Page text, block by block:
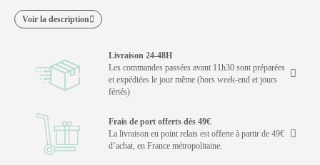
Voir la description
Livraison 24-48H
Les commandes passées avant 11h30 sont préparées
et expédiées le jour même (hors week-end et jours
fériés)
Frais de port offerts dès 49€
La livraison en point relais est offerte à partir de 49€
d’achat, en France métropolitaine.